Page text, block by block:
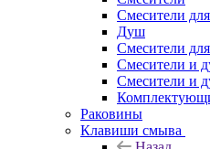
Смесители
Душ
Смесители
Смесители и
Смесители и
Раковины
Клавиши смыва